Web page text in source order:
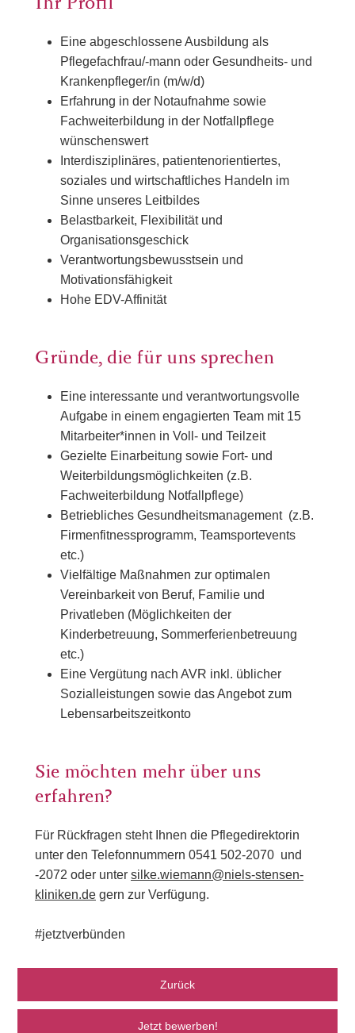
Ihr Profil
Eine abgeschlossene Ausbildung als
Pflegefachfrau/-mann oder Gesundheits- und
Krankenpfleger/in (m/w/d)
Erfahrung in der Notaufnahme sowie
Fachweiterbildung in der Notfallpflege
wünschenswert
Interdisziplinäres, patientenorientiertes,
soziales und wirtschaftliches Handeln im
Sinne unseres Leitbildes
Belastbarkeit, Flexibilität und
Organisationsgeschick
Verantwortungsbewusstsein und
Motivationsfähigkeit
Hohe EDV-Affinität
Gründe, die für uns sprechen
Eine interessante und verantwortungsvolle
Aufgabe in einem engagierten Team mit 15
Mitarbeiter*innen in Voll- und Teilzeit
Gezielte Einarbeitung sowie Fort- und
Weiterbildungsmöglichkeiten (z.B.
Fachweiterbildung Notfallpflege)
Betriebliches Gesundheitsmanagement (z.B.
Firmenfitnessprogramm, Teamsportevents
etc.)
Vielfältige Maßnahmen zur optimalen
Vereinbarkeit von Beruf, Familie und
Privatleben (Möglichkeiten der
Kinderbetreuung, Sommerferienbetreuung
etc.)
Eine Vergütung nach AVR inkl. üblicher
Sozialleistungen sowie das Angebot zum
Lebensarbeitszeitkonto
Sie möchten mehr über uns
erfahren?
Für Rückfragen steht Ihnen die Pflegedirektorin
unter den Telefonnummern 0541 502-2070 und
-2072 oder unter silke.wiemann@niels-stensen-
kliniken.de gern zur Verfügung.
#jetztverbünden
Zurück
Jetzt bewerben!